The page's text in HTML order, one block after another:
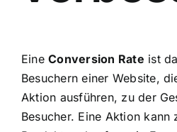
EineConversion Rate ist
Besuchern einer Website,
Aktion ausführen, zu der
Besucher. Eine Aktion kann